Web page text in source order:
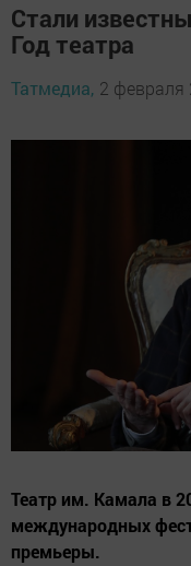
Стали
Год театра
Татмедиа, 2 февраля
Театр им. Камала в
международных
премьеры.